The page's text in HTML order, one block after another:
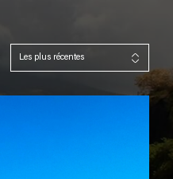
Les plus récentes